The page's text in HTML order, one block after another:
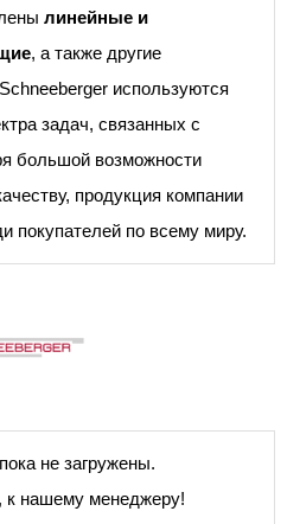
линейные и
, а также другие
используются
задач, связанных с
большой возможности
продукция компании
покупателей по всему миру.
не загружены.
к нашему менеджеру!